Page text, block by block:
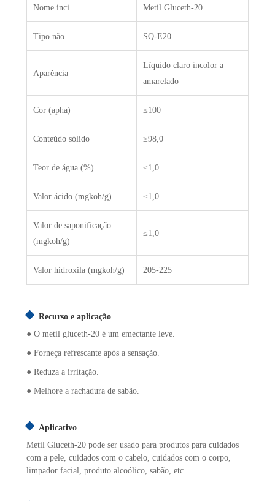
Nome inci Metil Gluceth-20
Tipo não. SQ-E20
Aparência
Líquido claro incolor a
amarelado
Cor (apha) ≤100
Conteúdo sólido ≥98,0
Teor de água (%) ≤1,0
Valor ácido (mgkoh/g) ≤1,0
Valor de saponificação
(mgkoh/g)
≤1,0
Valor hidroxila (mgkoh/g) 205-225
Recurso e aplicação
● O metil gluceth-20 é um emectante leve.
● Forneça refrescante após a sensação.
● Reduza a irritação.
● Melhore a rachadura de sabão.
Aplicativo
Metil Gluceth-20 pode ser usado para produtos para cuidados
com a pele, cuidados com o cabelo, cuidados com o corpo,
limpador facial, produto alcoólico, sabão, etc.